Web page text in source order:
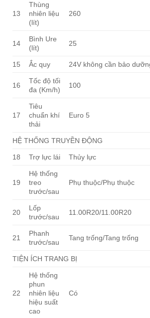
13
Thùng
nhiên liệu
(lít)
260
14
Bình Ure
(lít)
25
15 Ắc quy 24V không cần bảo
16
Tốc độ tối
đa (Km/h)
100
17
Tiêu
chuẩn khí
thải
Euro 5
HỆ THỐNG TRUYỀN ĐỘNG
18 Trợ lực lái Thủy lực
19
Hệ thống
treo
trước/sau
Phụ thuộc/Phụ thuộc
20
Lốp
trước/sau
11.00R20/11.00R20
21
Phanh
trước/sau
Tang trống/Tang trống
TIỆN ÍCH TRANG BỊ
22
Hệ thống
phun
nhiên liệu
hiệu suất
cao
Có